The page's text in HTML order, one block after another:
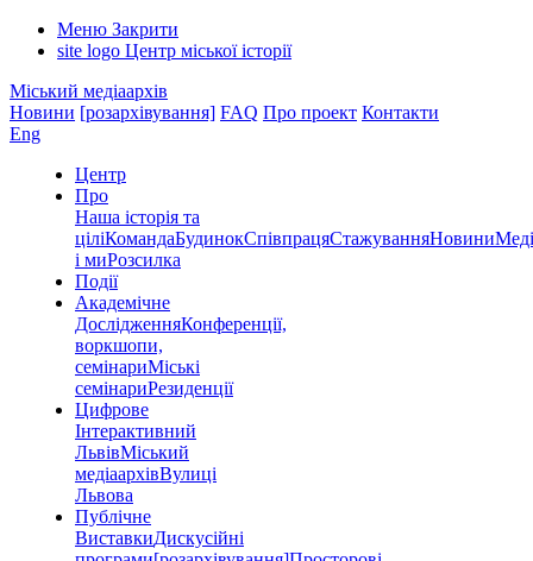
Меню Закрити
site logo Центр міської історії
Міський медіаархів
Новини [розархівування] FAQ Про проект Контакти
Eng
Центр
Про
Наша історія та
ціліКомандаБудинокСпівпрацяСтажуванняНовини
і миРозсилка
Події
Академічне
ДослідженняКонференції,
воркшопи,
семінариМіські
семінариРезиденції
Цифрове
Інтерактивний
ЛьвівМіський
медіаархівВулиці
Львова
Публічне
ВиставкиДискусійні